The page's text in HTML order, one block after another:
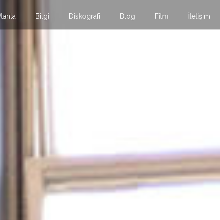
Bilgi Diskografi Blog Film İletişim